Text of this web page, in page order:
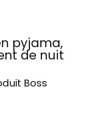
pyjama,
de nuit
Boss